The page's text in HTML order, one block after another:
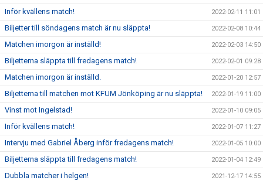
Inför kvällens match! 2022-02-11 11:01
Biljetter till söndagens match är nu släppta! 2022-02-08 10:44
Matchen imorgon är inställd! 2022-02-03 14:50
Biljetterna släppta till fredagens match! 2022-02-01 09:28
Matchen imorgon är inställd. 2022-01-20 12:57
Biljetterna till matchen mot KFUM Jönköping är nu släppta! 2022-01-19 11:00
Vinst mot Ingelstad! 2022-01-10 09:05
Inför kvällens match! 2022-01-07 11:27
Intervju med Gabriel Åberg inför fredagens match! 2022-01-05 10:00
Biljetterna släppta till fredagens match! 2022-01-04 12:49
Dubbla matcher i helgen! 2021-12-17 14:55